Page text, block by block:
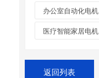
办公室自动化电机
医疗智能家居电机
返回列表